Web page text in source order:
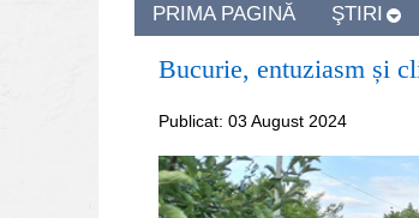
PRIMA PAGINĂ ŞTIRI
Bucurie, entuziasm și
Publicat: 03 August 2024